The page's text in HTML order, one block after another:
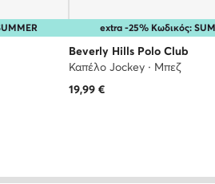
extra -25% Κωδικός:
Beverly Hills Polo Club
Καπέλο Jockey · Μπεζ
19,99€